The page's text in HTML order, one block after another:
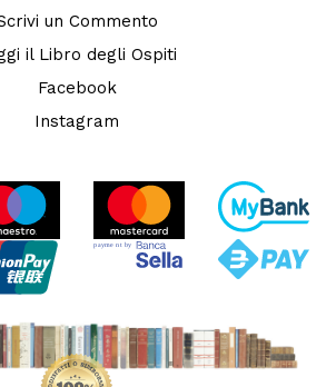
un Commento
il Libro degli Ospiti
Facebook
Instagram